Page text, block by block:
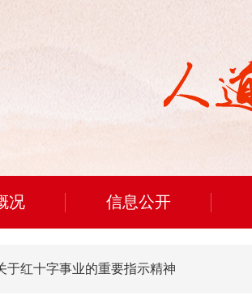
况 信息公开
于红十字事业的重要指示精神